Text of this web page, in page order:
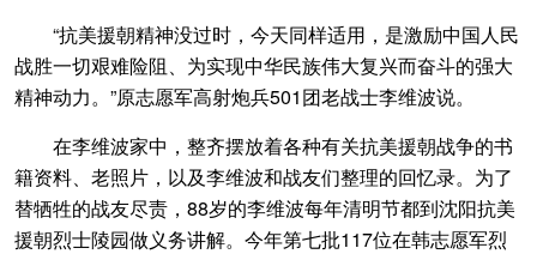
“抗美援朝精神没过时，今天同样适用，是激励中国人民
战胜一切艰难险阻、为实现中华民族伟大复兴而奋斗的强大
精神动力。”原志愿军高射炮兵501团老战士李维波说。
在李维波家中，整齐摆放着各种有关抗美援朝战争的书
籍资料、老照片，以及李维波和战友们整理的回忆录。为了
替牺牲的战友尽责，88岁的李维波每年清明节都到沈阳抗美
援朝烈士陵园做义务讲解。今年第七批117位在韩志愿军烈